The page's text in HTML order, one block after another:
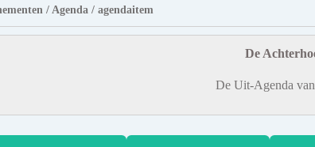
/ Agenda / agendaitem
De
De Uit-Agenda